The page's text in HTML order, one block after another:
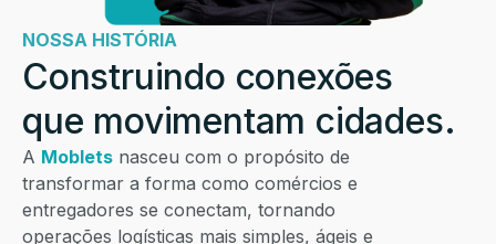
NOSSA HISTÓRIA
Construindo conexões
que movimentam cidades.
A Moblets nasceu com o propósito de
transformar a forma como comércios e
entregadores se conectam, tornando
operações logísticas mais simples, ágeis e